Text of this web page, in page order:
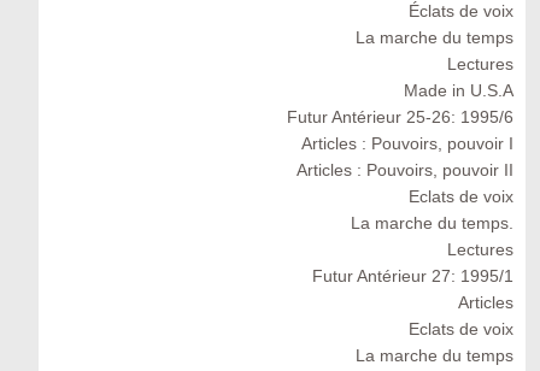
Éclats de voix
La marche du temps
Lectures
Made in U.S.A
Futur Antérieur 25-26: 1995/6
Articles : Pouvoirs, pouvoir I
Articles : Pouvoirs, pouvoir II
Eclats de voix
La marche du temps.
Lectures
Futur Antérieur 27: 1995/1
Articles
Eclats de voix
La marche du temps